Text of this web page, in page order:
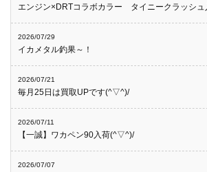
エンジン×DRTコラボカラー タイニークラッシュ
2026/07/29
イカメタル釣果～！
2026/07/21
毎月25日は買取UPです(^▽^)/
2026/07/11
【一誠】ワカペン90入荷(^▽^)/
2026/07/07